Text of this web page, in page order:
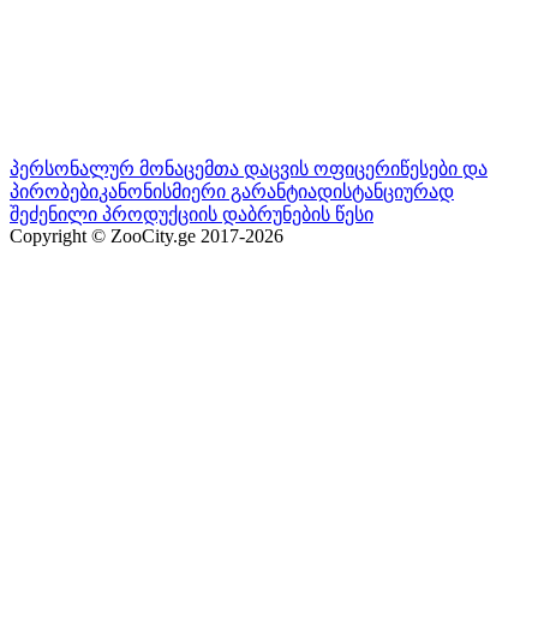
პერსონალურ მონაცემთა დაცვის ოფიცერიწესები და
პირობებიკანონისმიერი გარანტიადისტანციურად
შეძენილი პროდუქციის დაბრუნების წესი
Copyright © ZooCity.ge 2017-2026